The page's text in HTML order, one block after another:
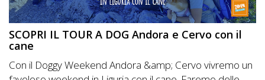
SCOPRI IL TOUR A DOG Andora e Cervo con il
cane
Con il Doggy Weekend Andora &amp; Cervo vivremo un